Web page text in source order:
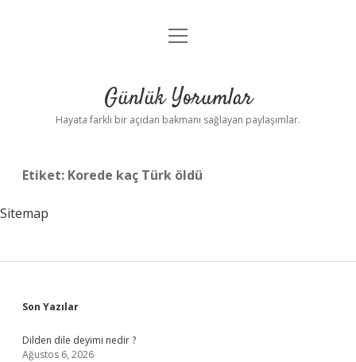
Anasayfa
Yasal Uyarı
menüyü
Günlük Yorumlar
Hayata farklı bir açıdan bakmanı sağlayan paylaşımlar.
Etiket: Korede kaç Türk öldü
Sitemap
Sidebar
Son Yazılar
Dilden dile deyimi nedir ?
Ağustos 6, 2026